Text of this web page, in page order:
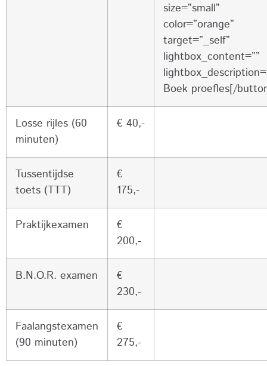
size=”small”
color=”orange”
target=”_self”
lightbox_content=””
Boek proefles[/
Losse rijles (60
minuten)
€ 40,-
Tussentijdse
toets (TTT)
€
175,-
Praktijkexamen
€
200,-
B.N.O.R. examen
€
230,-
Faalangstexamen
(90 minuten)
€
275,-